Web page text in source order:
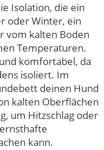
Isolation, die ein
oder Winter, ein
vom kalten Boden
Temperaturen.
komfortabel, da
isoliert. Im
deinen Hund
kalten Oberflächen
um Hitzschlag oder
kann.